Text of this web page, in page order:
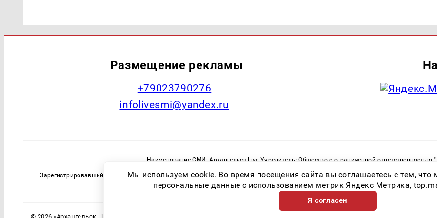
Размещение рекламы
+79023790276
infolivesmi@yandex.ru
Наименование СМИ: Архангельск Live Учредитель: Общество с ограниченной
Зарегистрировавший орган: Федеральная служба по надзору в сфере связи, информационных технологий и массовых
82533 от 21.01.2022
© 2026 «Архангельск Live» | Все права защищены
Мы используем cookie. Во время посещения сайта вы соглашаетесь с тем,
персональные данные с использованием метрик Яндекс Метрика,
Я согласен